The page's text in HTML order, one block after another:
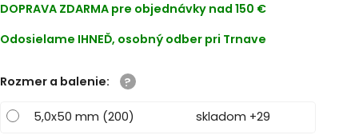
DOPRAVA ZDARMA pre objednávky nad 150 €
Odosielame IHNEĎ, osobný odber pri Trnave
Rozmer a balenie:
5,0x50 mm (200) skladom +29